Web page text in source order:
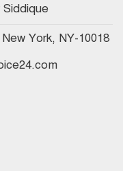
York, NY-10018